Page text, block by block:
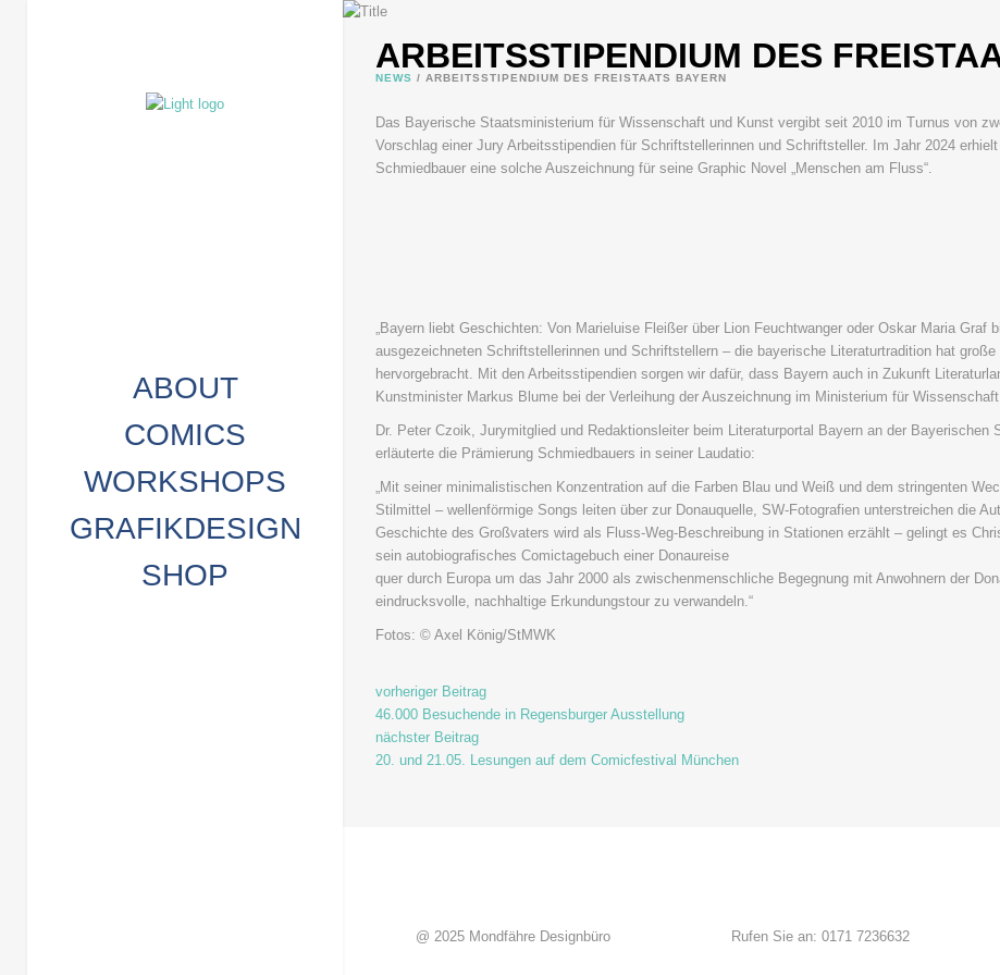
ABOUT
COMICS
WORKSHOPS
GRAFIKDESIGN
SHOP
ARBEITSSTIPENDIUM DES
NEWS / ARBEITSSTIPENDIUM DES FREISTAATS BAYERN
Das Bayerische Staatsministerium für Wissenschaft und Kunst vergibt seit 2010 im Turnus von
Vorschlag einer Jury Arbeitsstipendien für Schriftstellerinnen und Schriftsteller. Im Jahr 2024
Schmiedbauer eine solche Auszeichnung für seine Graphic Novel „Menschen am Fluss“.
„Bayern liebt Geschichten: Von Marieluise Fleißer über Lion Feuchtwanger oder Oskar Maria Graf
ausgezeichneten Schriftstellerinnen und Schriftstellern – die bayerische Literaturtradition hat große
hervorgebracht. Mit den Arbeitsstipendien sorgen wir dafür, dass Bayern auch in Zukunft
Kunstminister Markus Blume bei der Verleihung der Auszeichnung im Ministerium für
Dr. Peter Czoik, Jurymitglied und Redaktionsleiter beim Literaturportal Bayern an der Bayerischen
erläuterte die Prämierung Schmiedbauers in seiner Laudatio:
„Mit seiner minimalistischen Konzentration auf die Farben Blau und Weiß und dem stringenten
Stilmittel – wellenförmige Songs leiten über zur Donauquelle, SW-Fotografien unterstreichen die
Geschichte des Großvaters wird als Fluss-Weg-Beschreibung in Stationen erzählt – gelingt es
sein autobiografisches Comictagebuch einer Donaureise
quer durch Europa um das Jahr 2000 als zwischenmenschliche Begegnung mit Anwohnern der
eindrucksvolle, nachhaltige Erkundungstour zu verwandeln.“
Fotos: © Axel König/StMWK
vorheriger Beitrag
46.000 Besuchende in Regensburger Ausstellung
nächster Beitrag
20. und 21.05. Lesungen auf dem Comicfestival München
@ 2025 Mondfähre Designbüro Rufen Sie an: 0171 7236632